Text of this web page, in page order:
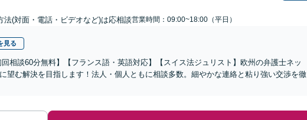
法(対面・電話・ビデオなど)は応相談営業時間：09:00~18:00（平日）
見る
回相談60分無料】【フランス語・英語対応】【スイス法ジュリスト】欧州の弁護士ネッ
望む解決を目指します！法人・個人ともに相談多数。細やかな連絡と粘り強い交渉を徹